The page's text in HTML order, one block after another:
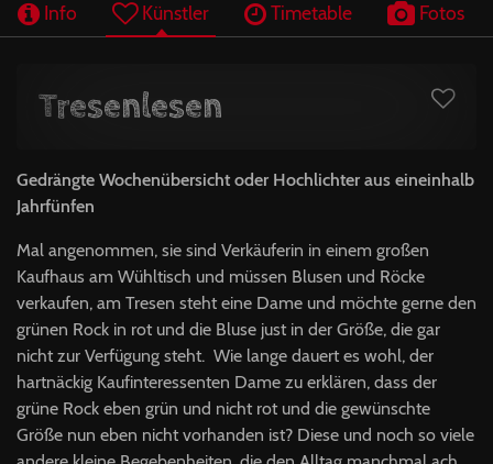
Info Künstler Timetable Fotos
Tresenlesen
Gedrängte Wochenübersicht oder Hochlichter aus eineinhalb
Jahrfünfen
Mal angenommen, sie sind Verkäuferin in einem großen
Kaufhaus am Wühltisch und müssen Blusen und Röcke
verkaufen, am Tresen steht eine Dame und möchte gerne den
grünen Rock in rot und die Bluse just in der Größe, die gar
nicht zur Verfügung steht. Wie lange dauert es wohl, der
hartnäckig Kaufinteressenten Dame zu erklären, dass der
grüne Rock eben grün und nicht rot und die gewünschte
Größe nun eben nicht vorhanden ist? Diese und noch so viele